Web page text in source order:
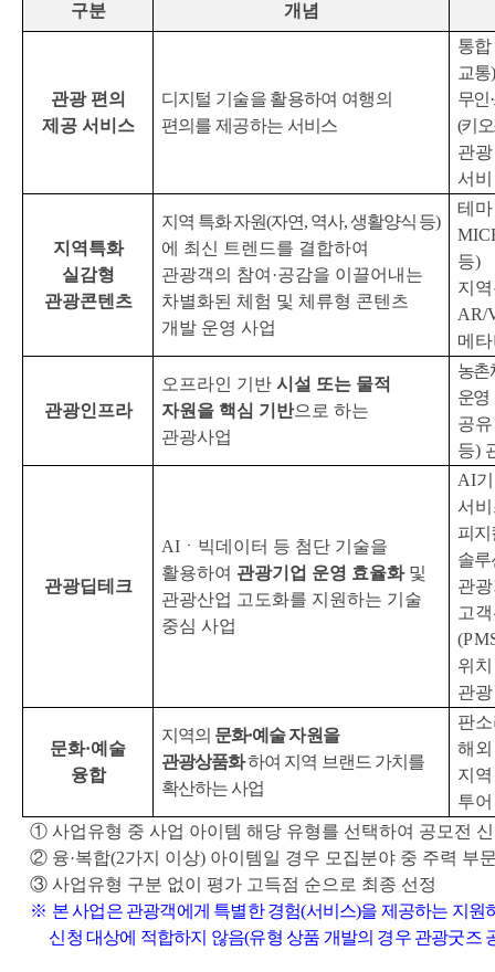
구분 개념
관광 편의
제공 서비스
디지털 기술을 활용하여 여행의
편의를 제공하는 서비스
통합
교통)
무인·
(키
관
서
지역특화
실감형
관광콘텐츠
지역 특화 자원(자연, 역사,생활양식 등)
에 최신 트렌드를 결합하여
관광객의 참여 ·공감을 이끌어내는
차별화된 체험 및 체류형 콘텐츠
개발 운영 사업
테
등)
지
AR/
메
관광인프라
오프라인 기반 시설 또는 물적
자원을 핵심 기반으로 하는
관광사업
농촌
운영
공
등)
관광딥테크
AIㆍ빅데이터 등 첨단 기술을
활용하여 관광기업 운영 효율화 및
관광산업 고도화를 지원하는 기술
중심 사업
AI
서
피
솔루
관
고
위
관
문화·예술
융합
지역의 문화·예술 자원을
관광상품화하여 지역 브랜드 가치를
확산하는 사업
판
해
지
투어
① 사업유형 중 사업 아이템 해당 유형를 선택하여 공모전
② 융·복합(2가지 이상) 아이템일 경우 모집분야 중 주력 부
③ 사업유형 구분 없이 평가 고득점 순으로 최종 선정
※ 본 사업은 관광객에게 특별한 경험(서비스)을 제공하는 지원
신청 대상에 적합하지 않음(유형 상품 개발의 경우 관광굿즈